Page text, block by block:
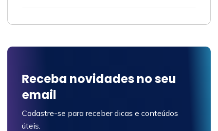
Receba novidades no seu
email
Cadastre-se para receber dicas e conteúdos
úteis.